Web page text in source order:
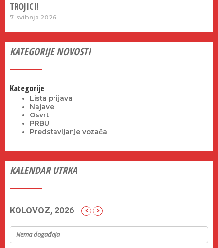
TROJICI!
7. svibnja 2026.
KATEGORIJE NOVOSTI
Kategorije
Lista prijava
Najave
Osvrt
PRBU
Predstavljanje vozača
KALENDAR UTRKA
KOLOVOZ, 2026
Nema događaja